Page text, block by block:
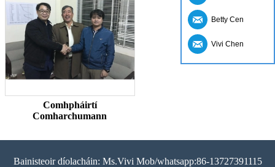
Comhpháirtí
Comharchumann
Bainisteoir díolacháin: Ms.Vivi Mob/whatsapp:86-13727391115
Betty Cen
Vivi Chen